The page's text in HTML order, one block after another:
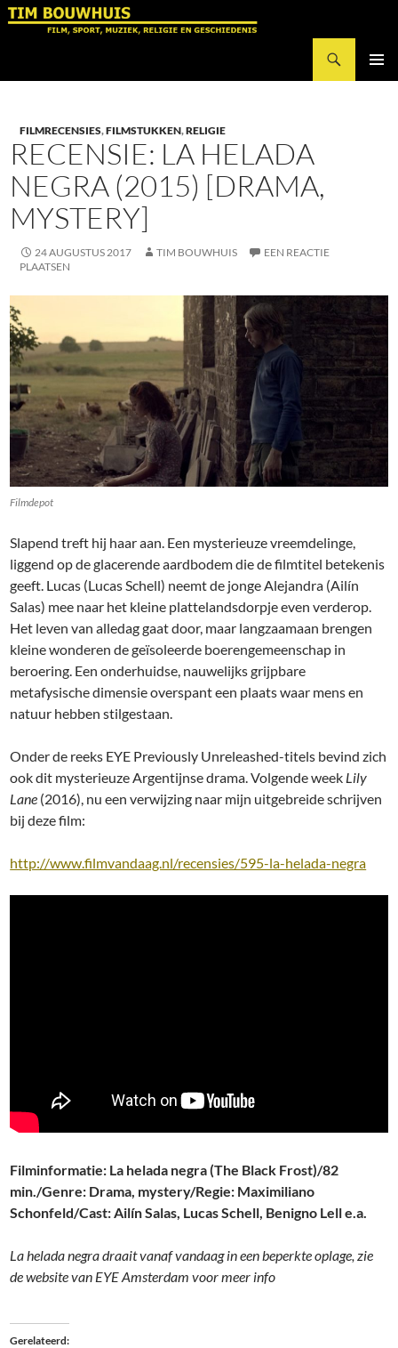
Ga
FILMRECENSIES,FILMSTUKKEN,RELIGIE
RECENSIE: LA HELADA
NEGRA (2015) [DRAMA,
MYSTERY]
24 AUGUSTUS 2017 TIM BOUWHUIS
EEN REACTIE
PLAATSEN
Filmdepot
Slapend treft hij haar aan. Een mysterieuze vreemdelinge,
liggend op de glacerende aardbodem die de filmtitel betekenis
geeft. Lucas (Lucas Schell) neemt de jonge Alejandra (Ailín
Salas) mee naar het kleine plattelandsdorpje even verderop.
Het leven van alledag gaat door, maar langzaamaan brengen
kleine wonderen de geïsoleerde boerengemeenschap in
beroering. Een onderhuidse, nauwelijks grijpbare
metafysische dimensie overspant een plaats waar mens en
natuur hebben stilgestaan.
Onder de reeks EYE Previously Unreleashed-titels bevind zich
ook dit mysterieuze Argentijnse drama. Volgende week Lily
Lane (2016), nu een verwijzing naar mijn uitgebreide schrijven
bij deze film:
http://www.filmvandaag.nl/recensies/595-la-helada-negra
Filminformatie: La helada negra (The Black Frost)/82
min./Genre: Drama, mystery/Regie: Maximiliano
Schonfeld/Cast: Ailín Salas, Lucas Schell, Benigno Lell e.a.
La helada negra draait vanaf vandaag in een beperkte oplage, zie
de website van EYE Amsterdam voor meer info
Gerelateerd